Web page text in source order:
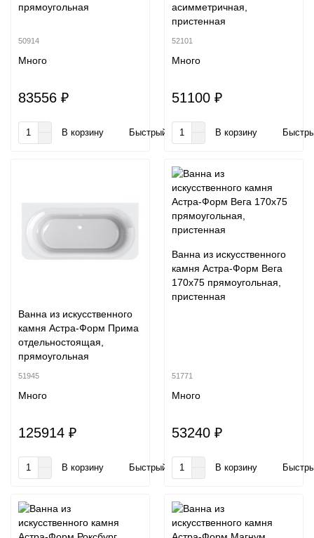
прямоугольная
50914
Много
83556 ₽
В корзину Быстрый заказ
асимметричная,
пристенная
52101
Много
51100 ₽
В корзину
Ванна из искусственного
камня Астра-Форм Прима
отдельностоящая,
прямоугольная
51945
Много
125914 ₽
В корзину Быстрый заказ
Ванна из искусственного
камня Астра-Форм Вега
170x75 прямоугольная,
пристенная
51771
Много
53240 ₽
В корзину